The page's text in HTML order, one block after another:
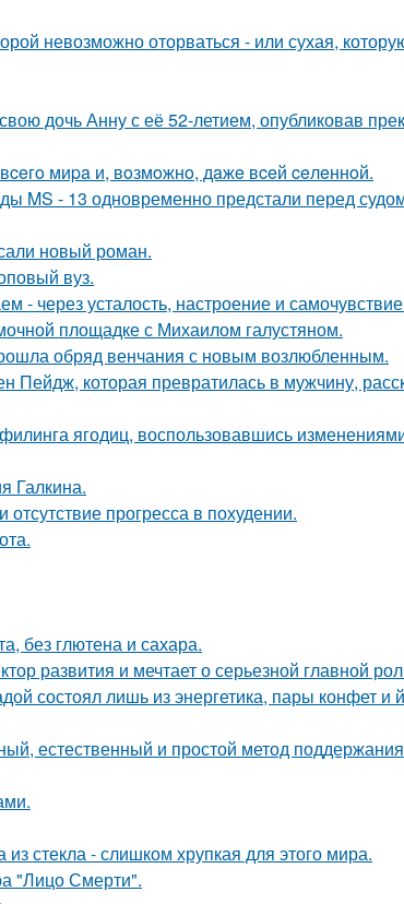
невозможно оторваться - или сухая,
дочь Анну с её 52-летием, опубликовав
миpa и, вoзмoжнo, дaжe вceй ceлeннoй.
MS - 13 одновременно предстали перед
новый роман.
вуз.
- через усталость, настроение и
площадке с Михаилом галустяном.
обряд венчания с новым возлюбленным.
которая превратилась в мужчину,
ягодиц, воспользовавшись
Галкина.
прогресса в похудении.
без глютена и сахара.
развития и мечтает о серьезной главной
состоял лишь из энергетика, пары конфет и
естественный и простой метод
стекла - слишком хрупкая для этого мира.
"Лицо Смерти".